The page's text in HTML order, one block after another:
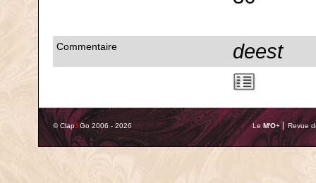
Commentaire deest
© Clap&Go 2006 - 2026 Le M'O+ ⎢ Revue